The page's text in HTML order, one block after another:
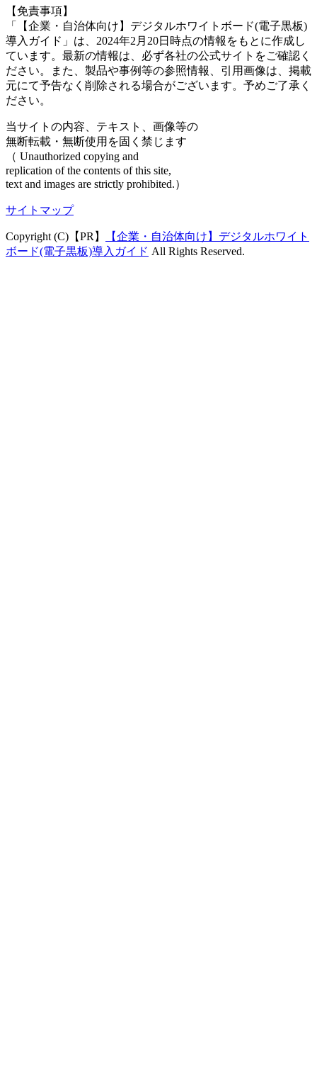
【免責事項】
「【企業・自治体向け】デジタルホワイトボード(電子黒板)
導入ガイド」は、2024年2月20日時点の情報をもとに作成し
ています。最新の情報は、必ず各社の公式サイトをご確認く
ださい。また、製品や事例等の参照情報、引用画像は、掲載
元にて予告なく削除される場合がございます。予めご了承く
ださい。
当サイトの内容、テキスト、画像等の
無断転載・無断使用を固く禁じます
（ Unauthorized copying and
replication of the contents of this site,
text and images are strictly prohibited.）
サイトマップ
Copyright (C)【PR】
【企業・自治体向け】デジタルホワイト
ボード(電子黒板)導入ガイド All Rights Reserved.